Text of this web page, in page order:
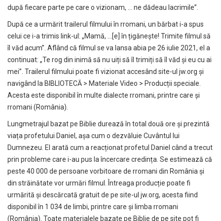
după fiecare parte pe care o vizionam, … ne dădeau lacrimile”.
După ce a urmărit trailerul filmului în rromani, un bărbat i-a spus
celui ce i-a trimis link-ul: „Mamă, …[e] în țigănește! Trimite filmul să
îl văd acum”. Aflând că filmul se va lansa abia pe 26 iulie 2021, el a
continuat: „Te rog din inimă să nu uiți să îl trimiți să îl văd și eu cu ai
mei”. Trailerul filmului poate fi vizionat accesând site-ul jw.org și
navigând la BIBLIOTECĂ > Materiale Video > Producții speciale.
Acesta este disponibil în multe dialecte rromani, printre care și
rromani (România).
Lungmetrajul bazat pe Biblie durează în total două ore și prezintă
viața profetului Daniel, așa cum o dezvăluie Cuvântul lui
Dumnezeu. El arată cum a reacționat profetul Daniel când a trecut
prin probleme care i-au pus la încercare credința. Se estimează că
peste 40 000 de persoane vorbitoare de rromani din România și
din străinătate vor urmări filmul. Întreaga producție poate fi
urmărită și descărcată gratuit de pe site-ul jw.org, acesta fiind
disponibil în 1 034 de limbi, printre care și limba rromani
(România). Toate materialele bazate pe Biblie de pe site pot fi